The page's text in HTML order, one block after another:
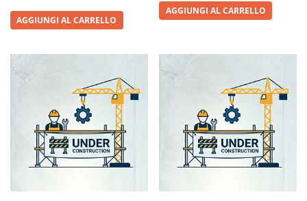
AGGIUNGI AL CARRELLO
AGGIUNGI AL CARRELLO